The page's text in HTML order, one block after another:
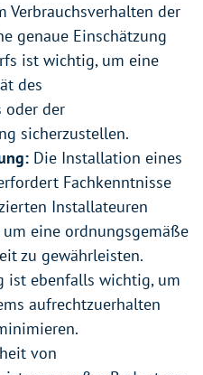
Verbrauchsverhalten der
genaue Einschätzung
ist wichtig, um eine
des
oder der
sicherzustellen.
Die Installation eines
Fachkenntnisse
Installateuren
eine ordnungsgemäße
zu gewährleisten.
ist ebenfalls wichtig, um
aufrechtzuerhalten
von